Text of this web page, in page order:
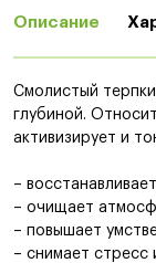
Описание
Cмолистый
глубиной.
активизирует и
–
– очищает
– повышает
– снимает стресс